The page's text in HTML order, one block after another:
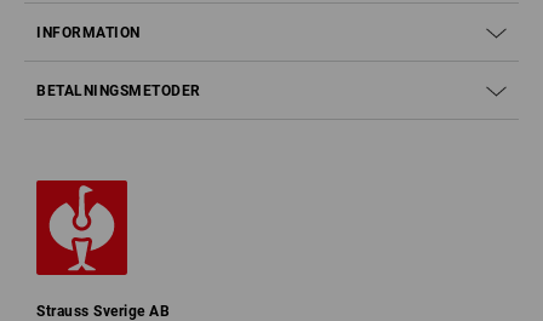
INFORMATION
BETALNINGSMETODER
Strauss Sverige AB